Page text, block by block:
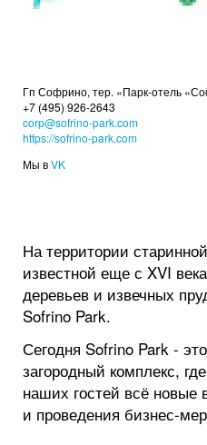
Гп Софрино, тер. «Парк-отель
+7 (495) 926-2643
corp@sofrino-park.com
https://sofrino-park.com
Мы вVK
На территории
известной еще с XVI
деревьев и извечных
Sofrino Park.
Сегодня Sofrino Park -
загородный комплекс,
наших гостей всё новые
и проведения бизнес-